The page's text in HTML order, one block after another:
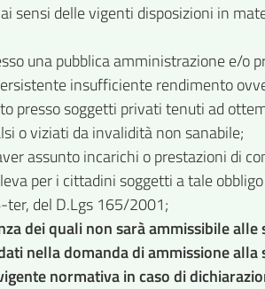
sensi delle vigenti disposizioni in
una pubblica amministrazione e/
insufficiente rendimento
presso soggetti privati tenuti ad
o viziati da invalidità non sanabile;
assunto incarichi o prestazioni di
per i cittadini soggetti a tale
ter, del D.Lgs 165/2001;
dei quali non sarà ammissibile
nella domanda di ammissione
normativa in caso di